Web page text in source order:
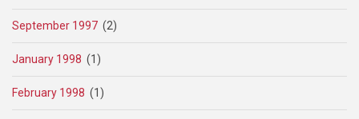
September 1997 (2)
January 1998 (1)
February 1998 (1)